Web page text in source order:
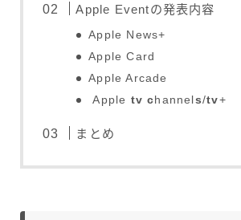
Apple Eventの発表内容
Apple News+
Apple Card
Apple Arcade
Apple tv c hannel s/tv+
まとめ